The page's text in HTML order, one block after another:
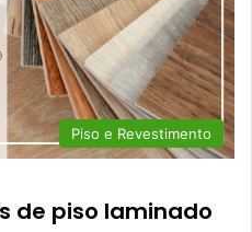
Piso e Revestimento
de piso laminado